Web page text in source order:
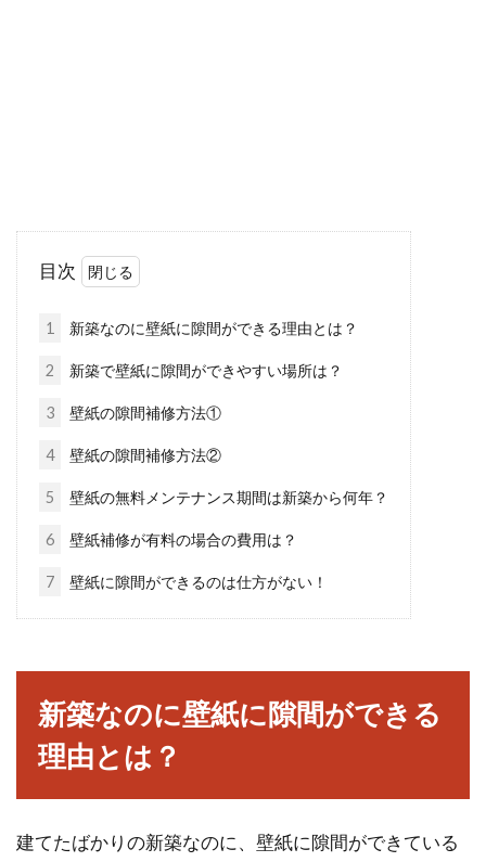
災報知器に注意しよう！
アパートに住んでいると、特に夏のような暖か
い時期に現れるのは、ゴキブリを始めとした虫
一戸建て？マンション？購入した経
現在、賃貸物件に住んでいるかたは、いずれ一
戸建てか、マンションに住もうと考えているか
たもいらっしゃる...
般的にはどうしてる？
しょうか？「挨拶するのは当然！」と思う方が
目次
1 新築なのに壁紙に隙間ができる理由とは？
2 新築で壁紙に隙間ができやすい場所は？
3 壁紙の隙間補修方法①
4 壁紙の隙間補修方法②
5 壁紙の無料メンテナンス期間は新築から何年？
6 壁紙補修が有料の場合の費用は？
7 壁紙に隙間ができるのは仕方がない！
新築なのに壁紙に隙間ができる
理由とは？
建てたばかりの新築なのに、壁紙に隙間ができている